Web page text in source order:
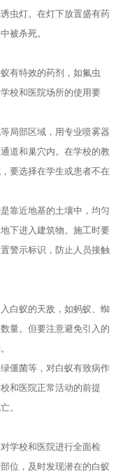
虫灯。在灯下放置盛有药
被杀死。
有特效的药剂，如氟虫
校和医院场所的使用要
局部区域，用专业喷雾器
道和巢穴内。在学校的教
要选择在学生或患者不在
靠近地基的土壤中，均匀
下进入建筑物。施工时要
警示标识，防止人员接触
白蚁的天敌，如蚂蚁、蜘
量。但要注意避免引入的
僵菌等，对白蚁有致病作
和医院正常活动的前提
。
学校和医院进行全面检
位，及时发现潜在的白蚁